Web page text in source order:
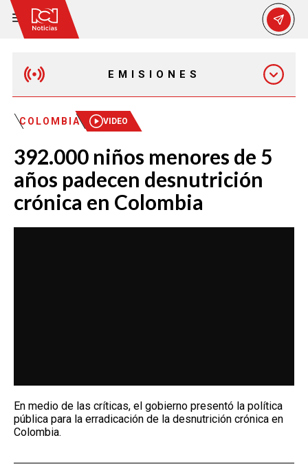
EMISIONES
MAÑANA EXPRESS
EMISIÓN 12:30 PM
EMISIÓN 7:00 PM
COLOMBIA VIDEO
392.000 niños menores de 5
años padecen desnutrición
crónica en Colombia
En medio de las críticas, el gobierno presentó la política
pública para la erradicación de la desnutrición crónica en
Colombia.